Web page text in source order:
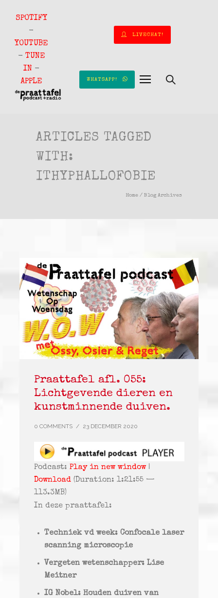
SPOTIFY
-
YOUTUBE
- TUNE
IN -
APPLE
LIVECHAT!
WHATSAPP!
ARTICLES TAGGED
WITH:
ITHYPHALLOFOBIE
Home / Blog Archives
Praattafel afl. 055:
Lichtgevende dieren en
kunstminnende duiven.
0 COMMENTS / 23 DECEMBER 2020
Podcast: Play in new window|
Download (Duration: 1:21:55 —
113.3MB)
In deze praattafel:
Techniek vd week: Confocale laser
scanning microscopie
Vergeten wetenschapper: Lise
Meitner
IG Nobel: Houden duiven van